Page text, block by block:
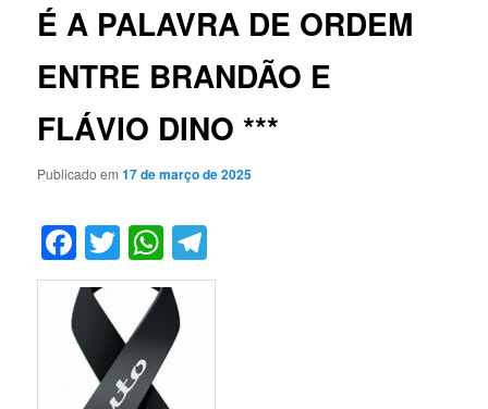
É A PALAVRA DE ORDEM
ENTRE BRANDÃO E
FLÁVIO DINO ***
Publicado em17 de março de 2025
Facebook
TwitterWhatsApp